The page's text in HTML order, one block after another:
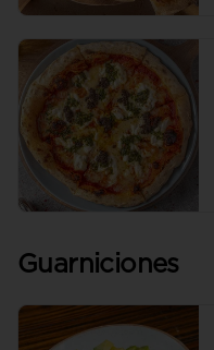
Guarniciones